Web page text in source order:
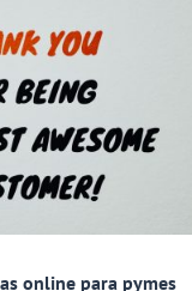
online para pymes